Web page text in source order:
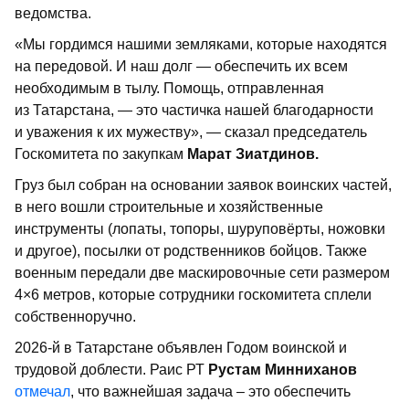
ведомства.
«Мы гордимся нашими земляками, которые находятся
на передовой. И наш долг — обеспечить их всем
необходимым в тылу. Помощь, отправленная
из Татарстана, — это частичка нашей благодарности
и уважения к их мужеству», — сказал председатель
Госкомитета по закупкам Марат Зиатдинов.
Груз был собран на основании заявок воинских частей,
в него вошли строительные и хозяйственные
инструменты (лопаты, топоры, шуруповёрты, ножовки
и другое), посылки от родственников бойцов. Также
военным передали две маскировочные сети размером
4×6 метров, которые сотрудники госкомитета сплели
собственноручно.
2026-й в Татарстане объявлен Годом воинской и
трудовой доблести. Раис РТ Рустам Минниханов
отмечал, что важнейшая задача – это обеспечить